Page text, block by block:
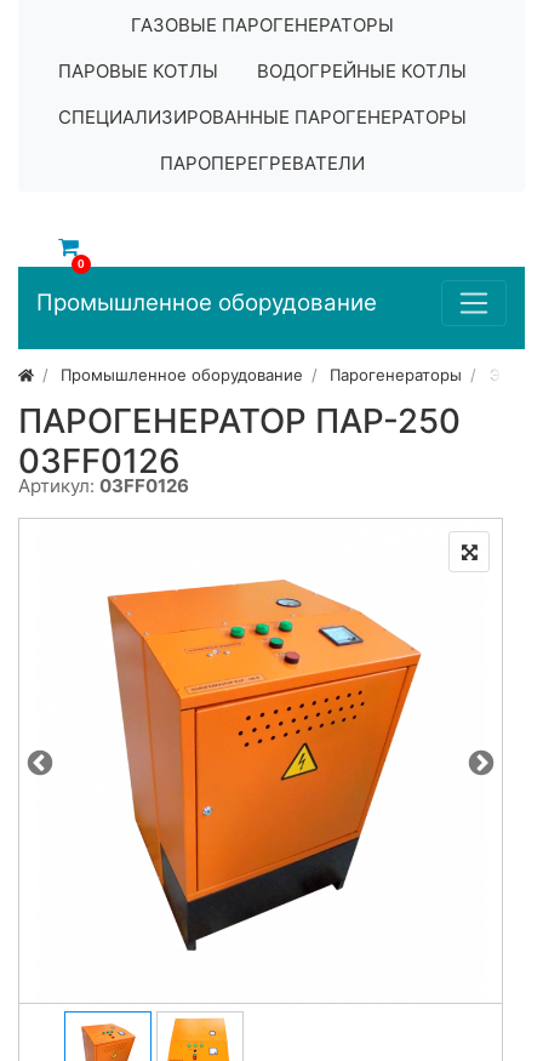
ГАЗОВЫЕ ПАРОГЕНЕРАТОРЫ
ПАРОВЫЕ КОТЛЫ
ВОДОГРЕЙНЫЕ КОТЛЫ
СПЕЦИАЛИЗИРОВАННЫЕ ПАРОГЕНЕРАТОРЫ
ПАРОПЕРЕГРЕВАТЕЛИ
0
Промышленное оборудование
Промышленное оборудование Парогенераторы
ПАРОГЕНЕРАТОР ПАР-250
03FF0126
Артикул: 03FF0126